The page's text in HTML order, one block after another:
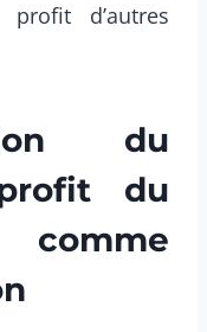
d’autres
du
du